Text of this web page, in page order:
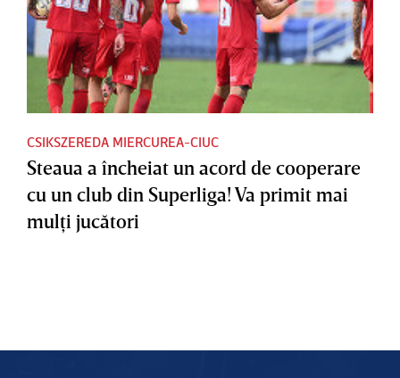
CSIKSZEREDA MIERCUREA-CIUC
Steaua a încheiat un acord de cooperare
cu un club din Superliga! Va primit mai
mulţi jucători